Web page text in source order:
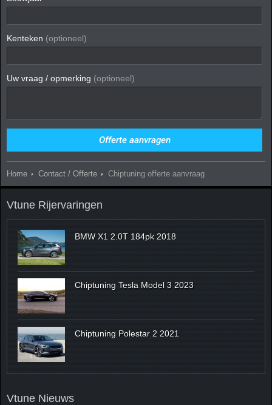
Kenteken (optioneel)
Uw vraag / opmerking (optioneel)
Home Contact / Offerte Chiptuning offerte aanvraag
Vtune Rijervaringen
BMW X1 2.0T 184pk 2018
Chiptuning Tesla Model 3 2023
Chiptuning Polestar 2 2021
Vtune Nieuws